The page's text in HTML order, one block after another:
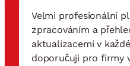
Velmi profesionální
zpracováním a
aktualizacemi v
doporučuji pro firmy